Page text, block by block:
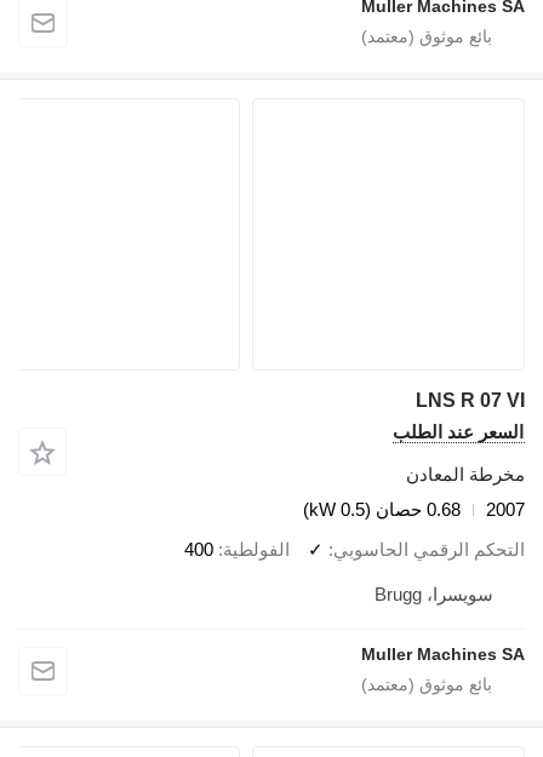
Muller Machines SA
LNS R 07 VI
السعر عند الطلب
مخرطة المعادن
2007
0.68 حصان (0.5 kW)
التحكم الرقمي الحاسوبي
✓ الفولطية 400
سويسرا، Brugg
Muller Machines SA